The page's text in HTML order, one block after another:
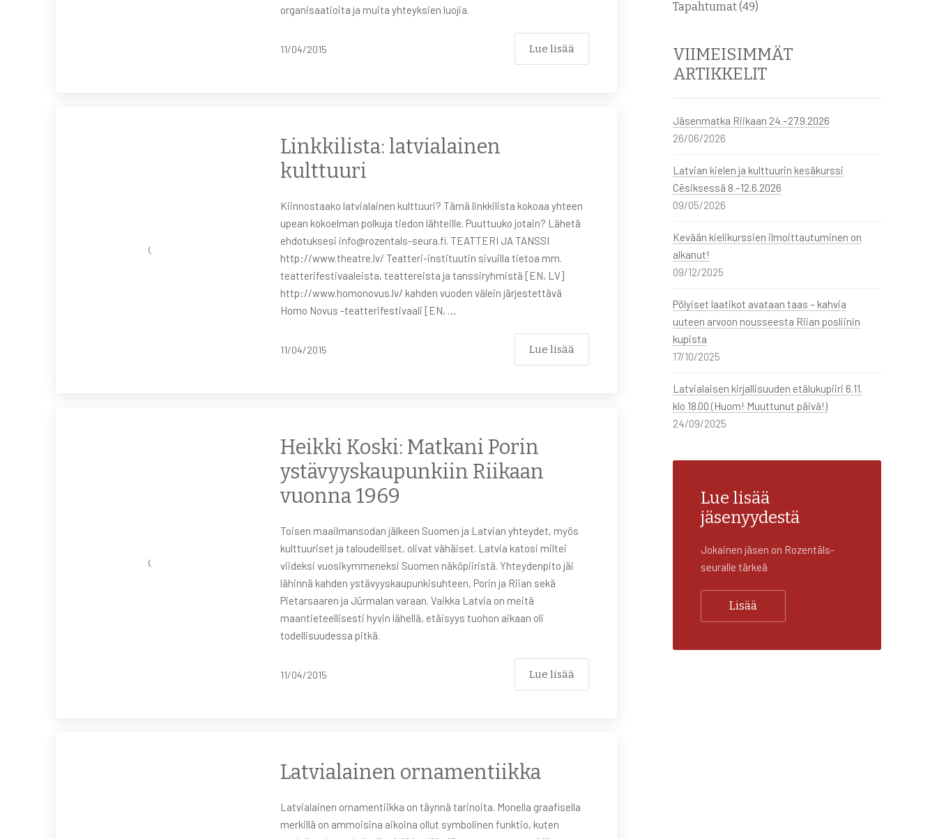
organisaatioita ja muita yhteyksien luojia.
11/04/2015 Lue lisää
Linkkilista: latvialainen
kulttuuri
Kiinnostaako latvialainen kulttuuri? Tämä linkkilista kokoaa yhteen
upean kokoelman polkuja tiedon lähteille. Puuttuuko jotain? Lähetä
ehdotuksesi info@rozentals-seura.fi. TEATTERI JA TANSSI
http://www.theatre.lv/ Teatteri-instituutin sivuilla tietoa mm.
teatterifestivaaleista, teattereista ja tanssiryhmistä [EN, LV]
http://www.homonovus.lv/ kahden vuoden välein järjestettävä
Homo Novus -teatterifestivaali [EN, …
11/04/2015 Lue lisää
Heikki Koski: Matkani Porin
ystävyyskaupunkiin Riikaan
vuonna 1969
Toisen maailmansodan jälkeen Suomen ja Latvian yhteydet, myös
kulttuuriset ja taloudelliset, olivat vähäiset. Latvia katosi miltei
viideksi vuosikymmeneksi Suomen näköpiiristä. Yhteydenpito jäi
lähinnä kahden ystävyyskaupunkisuhteen, Porin ja Riian sekä
Pietarsaaren ja Jūrmalan varaan. Vaikka Latvia on meitä
maantieteellisesti hyvin lähellä, etäisyys tuohon aikaan oli
todellisuudessa pitkä.
11/04/2015 Lue lisää
Latvialainen ornamentiikka
Latvialainen ornamentiikka on täynnä tarinoita. Monella graafisella
merkillä on ammoisina aikoina ollut symbolinen funktio, kuten
Tapahtumat(49)
VIIMEISIMMÄT
ARTIKKELIT
Jäsenmatka Riikaan 24.–27.9.2026
26/06/2026
Latvian kielen ja kulttuurin kesäkurssi
Cēsiksessä 8.–12.6.2026
09/05/2026
Kevään kielikurssien ilmoittautuminen on
alkanut!
09/12/2025
Pölyiset laatikot avataan taas – kahvia
uuteen arvoon nousseesta Riian posliinin
kupista
17/10/2025
Latvialaisen kirjallisuuden etälukupiiri 6.11.
klo 18.00 (Huom! Muuttunut päivä!)
24/09/2025
Lue lisää
jäsenyydestä
Jokainen jäsen on Rozentāls-
seuralle tärkeä
Lisää